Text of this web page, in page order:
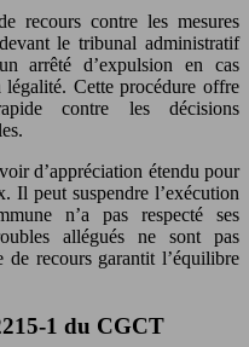
recours contre les mesures
le tribunal administratif
arrêté d’expulsion en cas
légalité. Cette procédure offre
contre les décisions
d’appréciation étendu pour
Il peut suspendre l’exécution
n’a pas respecté ses
allégués ne sont pas
de recours garantit l’équilibre
1 du CGCT